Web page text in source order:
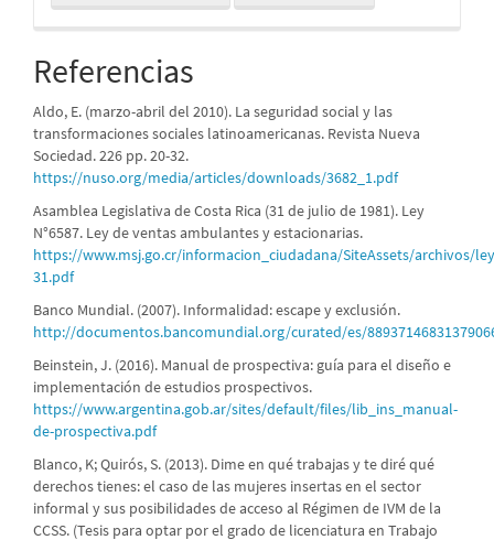
Referencias
Aldo, E. (marzo-abril del 2010). La seguridad social y las
transformaciones sociales latinoamericanas. Revista Nueva
Sociedad. 226 pp. 20-32.
https://nuso.org/media/articles/downloads/3682_1.pdf
Asamblea Legislativa de Costa Rica (31 de julio de 1981). Ley
N°6587. Ley de ventas ambulantes y estacionarias.
https://www.msj.go.cr/informacion_ciudadana/SiteAssets/archivos/
31.pdf
Banco Mundial. (2007). Informalidad: escape y exclusión.
http://documentos.bancomundial.org/curated/es/
Beinstein, J. (2016). Manual de prospectiva: guía para el diseño e
implementación de estudios prospectivos.
https://www.argentina.gob.ar/sites/default/files/lib_ins_manual-
de-prospectiva.pdf
Blanco, K; Quirós, S. (2013). Dime en qué trabajas y te diré qué
derechos tienes: el caso de las mujeres insertas en el sector
informal y sus posibilidades de acceso al Régimen de IVM de la
CCSS. (Tesis para optar por el grado de licenciatura en Trabajo